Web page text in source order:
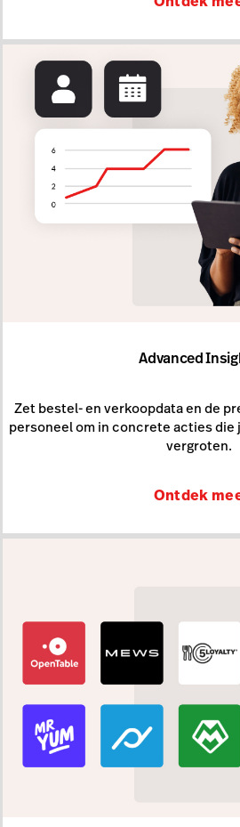
Advanced
Zet bestel- en verkoopdata en de
personeel om in concrete acties die
vergroten.
Ontdek